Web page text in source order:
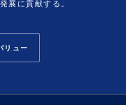
展に貢献する。
リュー